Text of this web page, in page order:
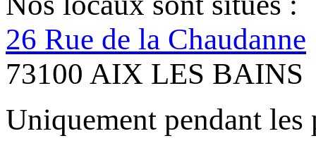
26 Rue de la Chaudanne
73100 AIX LES BAINS
Uniquement pendant les